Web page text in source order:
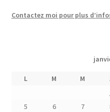
Contactez moi pour plus
L M M
5
6 7